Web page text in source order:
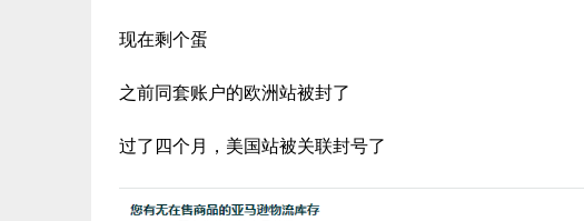
现在剩个蛋
之前同套账户的欧洲站被封了
过了四个月，美国站被关联封号了